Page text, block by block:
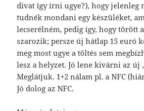
divat így írni ugye?), hogy jelenleg
tudnék mondani egy készüléket,
lecserélném, pedig így, hogy törött
szarozik; persze új hátlap 15 euró
meg most ugye a töltés sem
lesz a helyzet. Jó lene kivárni az új
Meglátjuk. 1+2 nálam pl. a NFC
Jó dolog az NFC.